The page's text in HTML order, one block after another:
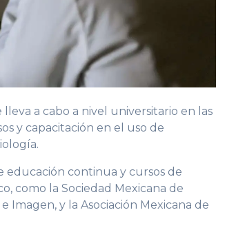
a cabo a nivel universitario en las
y capacitación en el uso de
educación continua y cursos de
como la Sociedad Mexicana de
Imagen, y la Asociación Mexicana de